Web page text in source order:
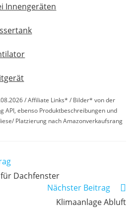
Innengeräten
/ Affiliate Links* / Bilder* von der
API, ebenso Produktbeschreibungen und
Platzierung nach Amazonverkaufsrang
Dachfenster
Nächster Beitrag
Klimaanlage Abluft